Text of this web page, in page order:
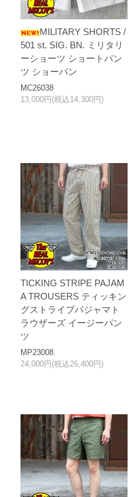
MILITARY SHORTS /
501 st. SIG. BN. ミリタリ
ーショーツ ショートパン
ツ ショーパン
MC26038
13,000円(税込14,300円)
TICKING STRIPE PAJAM
A TROUSERS ティッキン
グストライプパジャマト
ラウザーズ イージーパン
ツ
MP23008
24,000円(税込26,400円)